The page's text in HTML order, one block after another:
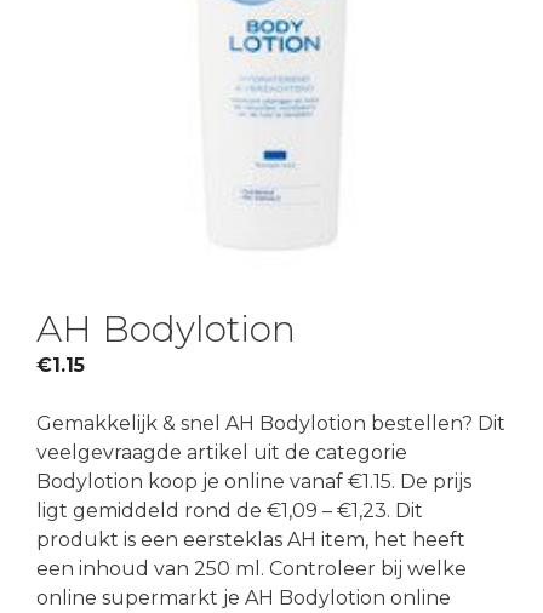
AH Bodylotion
€1.15
Gemakkelijk & snel AH Bodylotion bestellen? Dit
veelgevraagde artikel uit de categorie
Bodylotion koop je online vanaf €1.15. De prijs
ligt gemiddeld rond de €1,09 – €1,23. Dit
produkt is een eersteklas AH item, het heeft
een inhoud van 250 ml. Controleer bij welke
online supermarkt je AH Bodylotion online